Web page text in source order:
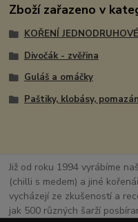
Zboží zařazeno v
KOŘENÍ JEDNODRUHOVÉ
Divočák - zvěřina
Guláš a omáčky
Paštiky, klobásy,
Již od roku 1994 vyrábíme
(chilli s medem) a jiné
vycházejí ze zkušeností a
jak 500 různých šarží